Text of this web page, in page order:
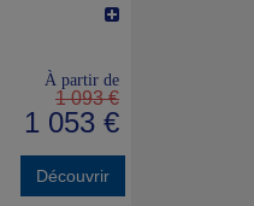
À partir de
1 093 €
1 053 €
Découvrir